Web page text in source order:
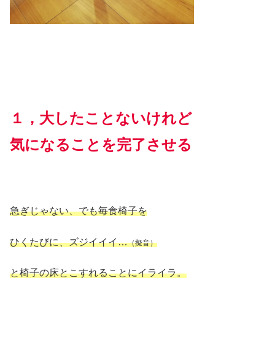
１，大したことないけれど
気になることを完了させる
急ぎじゃない、でも毎食椅子を
ひくたびに、ズジイイイ…（擬音）
と椅子の床とこすれることにイライラ。